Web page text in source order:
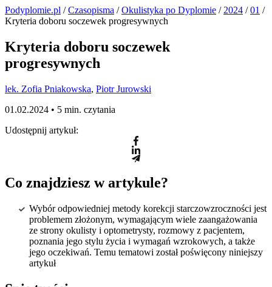
Podyplomie.pl /Czasopisma /Okulistyka po Dyplomie / 2024 /01 /
Kryteria doboru soczewek progresywnych
Kryteria doboru soczewek
progresywnych
lek. Zofia Pniakowska, Piotr Jurowski
01.02.2024 • 5 min. czytania
Udostępnij artykuł:
Co znajdziesz w artykule?
Wybór odpowiedniej metody korekcji starczowzroczności jest
problemem złożonym, wymagającym wiele zaangażowania
ze strony okulisty i optometrysty, rozmowy z pacjentem,
poznania jego stylu życia i wymagań wzrokowych, a także
jego oczekiwań. Temu tematowi został poświęcony niniejszy
artykuł